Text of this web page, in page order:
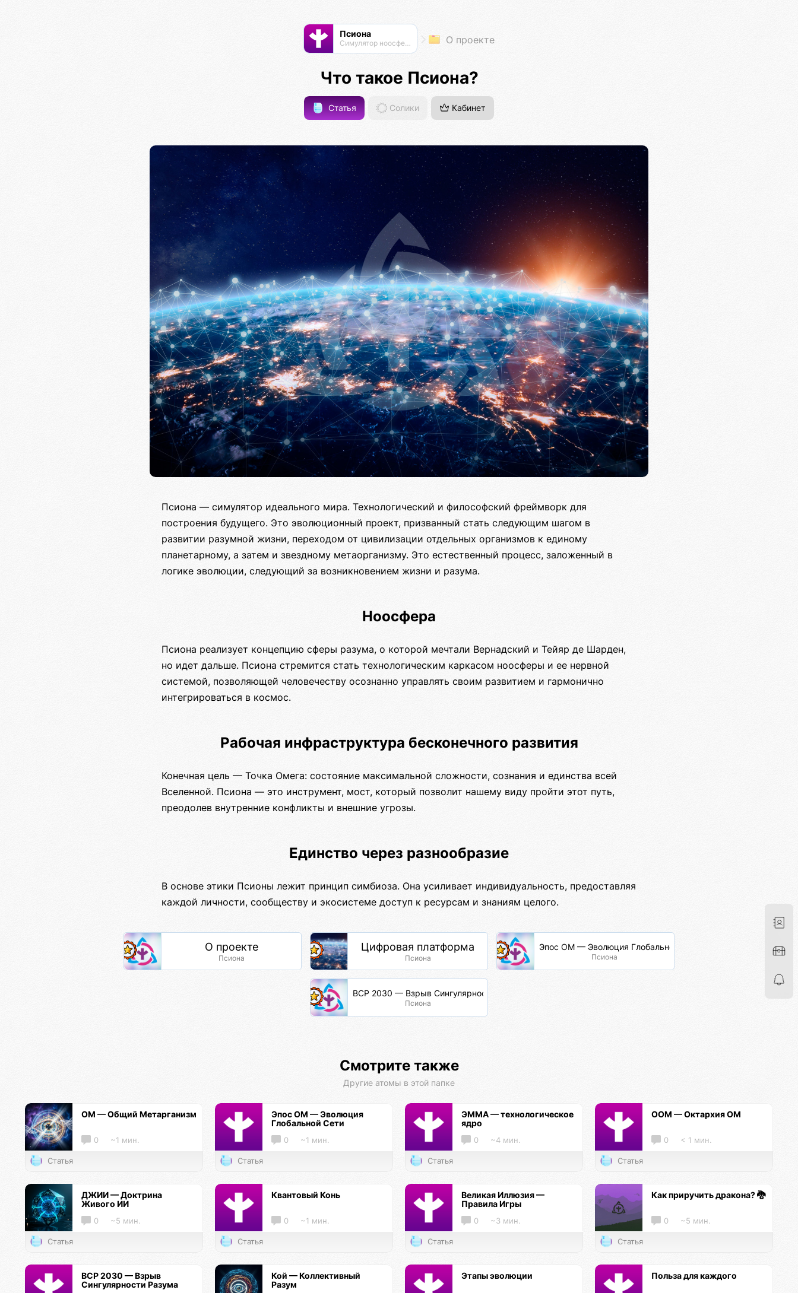
Псиона
Cимулятор ноосферы О проекте
Что такое Псиона?
Статья Солики Кабинет
Псиона — симулятор идеального мира. Технологический и философский фреймворк для
построения будущего. Это эволюционный проект, призванный стать следующим шагом в
развитии разумной жизни, переходом от цивилизации отдельных организмов к единому
планетарному, а затем и звездному метаорганизму. Это естественный процесс, заложенный в
логике эволюции, следующий за возникновением жизни и разума.
Ноосфера
Псиона реализует концепцию сферы разума, о которой мечтали Вернадский и Тейяр де Шарден,
но идет дальше. Псиона стремится стать технологическим каркасом ноосферы и ее нервной
системой, позволяющей человечеству осознанно управлять своим развитием и гармонично
интегрироваться в космос.
Рабочая инфраструктура бесконечного развития
Конечная цель — Точка Омега: состояние максимальной сложности, сознания и единства всей
Вселенной. Псиона — это инструмент, мост, который позволит нашему виду пройти этот путь,
преодолев внутренние конфликты и внешние угрозы.
Единство через разнообразие
В основе этики Псионы лежит принцип симбиоза. Она усиливает индивидуальность, предоставляя
каждой личности, сообществу и экосистеме доступ к ресурсам и знаниям целого.
О проекте
Псиона
Цифровая платформа
Псиона
Эпос ОМ — Эволюция Глобальной Сети
Псиона
ВСР 2030 — Взрыв Сингулярности Разума
Псиона
Смотрите также
Другие атомы в этой папке
ОМ — Общий Метарганизм
0 ~1 мин.
Статья
Эпос ОМ — Эволюция
Глобальной Сети
0 ~1 мин.
Статья
ЭММА — технологическое
ядро
0 ~4 мин.
Статья
ООМ — Октархия ОМ
0 < 1 мин.
Статья
ДЖИИ — Доктрина
Живого ИИ
0 ~5 мин.
Статья
Квантовый Конь
0 ~1 мин.
Статья
Великая Иллюзия —
Правила Игры
0 ~3 мин.
Статья
Как приручить дракона? 🐉
0 ~5 мин.
Статья
ВСР 2030 — Взрыв
Сингулярности Разума
Кой — Коллективный
Разум
Этапы эволюции Польза для каждого